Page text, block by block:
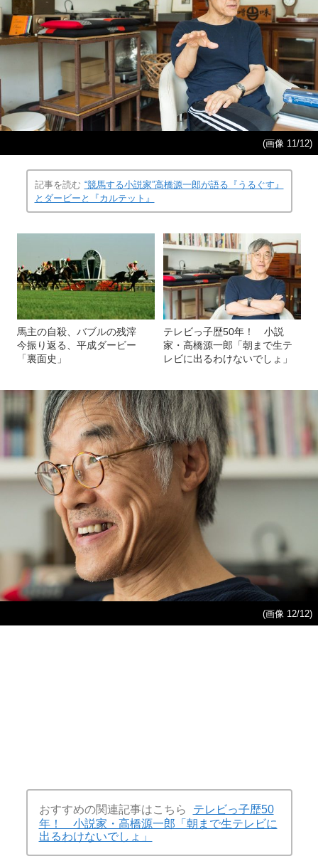
(画像 11/12)
記事を読む “競馬する小説家”高橋源一郎が語る『うるぐす』
とダービーと『カルテット』
馬主の自殺、バブルの残滓
今振り返る、平成ダービー
「裏面史」
テレビっ子歴50年！ 小説
家・高橋源一郎「朝まで生テ
レビに出るわけないでしょ」
(画像 12/12)
おすすめの関連記事はこちら
テレビっ子歴50
年！ 小説家・高橋源一郎「朝まで生テレビに
出るわけないでしょ」